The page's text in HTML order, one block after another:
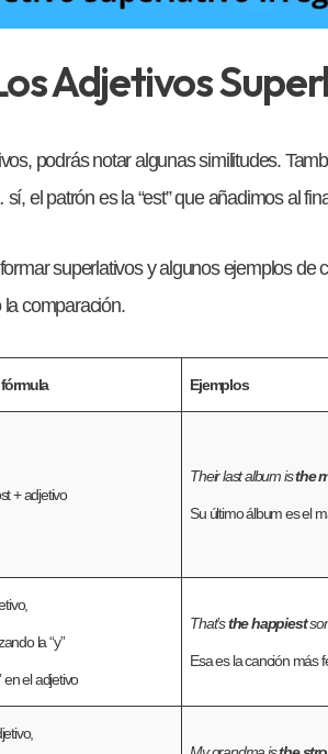
Adjetivos
podrás notar algunas similitudes.
el patrón es la “est” que añadimos al
superlativos y algunos ejemplos de
comparación.
Ejemplos
+ adjetivo
Their last album isthe
Su último álbum es el
la “y”
en el adjetivo
That’sthe happiest
Esa es la canción más